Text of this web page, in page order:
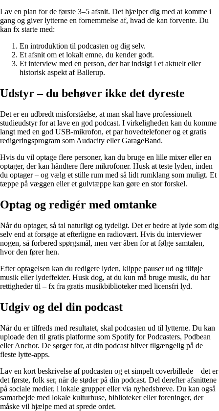
Lav en plan for de første 3–5 afsnit. Det hjælper dig med at komme i
gang og giver lytterne en fornemmelse af, hvad de kan forvente. Du
kan fx starte med:
En introduktion til podcasten og dig selv.
Et afsnit om et lokalt emne, du kender godt.
Et interview med en person, der har indsigt i et aktuelt eller
historisk aspekt af Ballerup.
Udstyr – du behøver ikke det dyreste
Det er en udbredt misforståelse, at man skal have professionelt
studieudstyr for at lave en god podcast. I virkeligheden kan du komme
langt med en god USB-mikrofon, et par hovedtelefoner og et gratis
redigeringsprogram som Audacity eller GarageBand.
Hvis du vil optage flere personer, kan du bruge en lille mixer eller en
optager, der kan håndtere flere mikrofoner. Husk at teste lyden, inden
du optager – og vælg et stille rum med så lidt rumklang som muligt. Et
tæppe på væggen eller et gulvtæppe kan gøre en stor forskel.
Optag og redigér med omtanke
Når du optager, så tal naturligt og tydeligt. Det er bedre at lyde som dig
selv end at forsøge at efterligne en radiovært. Hvis du interviewer
nogen, så forbered spørgsmål, men vær åben for at følge samtalen,
hvor den fører hen.
Efter optagelsen kan du redigere lyden, klippe pauser ud og tilføje
musik eller lydeffekter. Husk dog, at du kun må bruge musik, du har
rettigheder til – fx fra gratis musikbiblioteker med licensfri lyd.
Udgiv og del din podcast
Når du er tilfreds med resultatet, skal podcasten ud til lytterne. Du kan
uploade den til gratis platforme som Spotify for Podcasters, Podbean
eller Anchor. De sørger for, at din podcast bliver tilgængelig på de
fleste lytte-apps.
Lav en kort beskrivelse af podcasten og et simpelt coverbillede – det er
det første, folk ser, når de støder på din podcast. Del derefter afsnittene
på sociale medier, i lokale grupper eller via nyhedsbreve. Du kan også
samarbejde med lokale kulturhuse, biblioteker eller foreninger, der
måske vil hjælpe med at sprede ordet.